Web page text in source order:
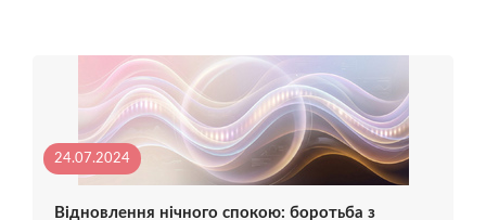
24.07.2024
Відновлення нічного спокою: боротьба з